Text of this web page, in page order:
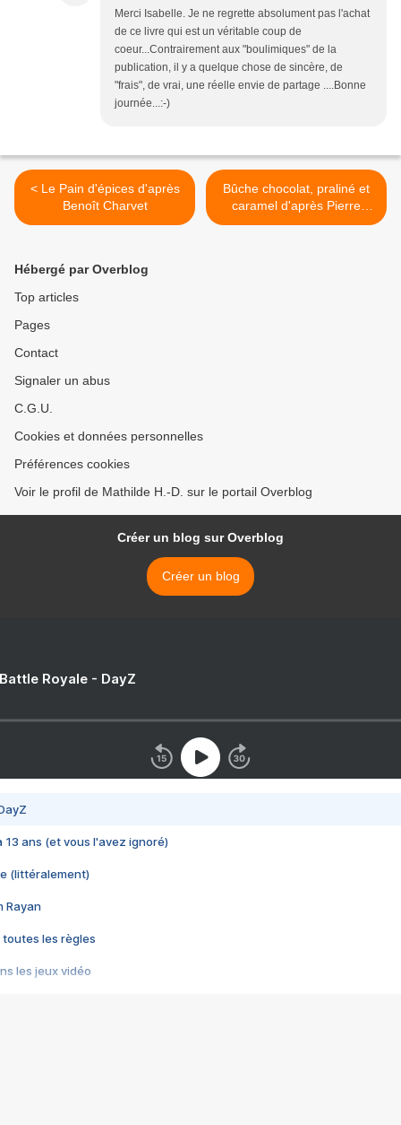
Merci Isabelle. Je ne regrette absolument pas l'achat
de ce livre qui est un véritable coup de
coeur...Contrairement aux "boulimiques" de la
publication, il y a quelque chose de sincère, de
"frais", de vrai, une réelle envie de partage ....Bonne
journée...:-)
< Le Pain d'épices d'après
Benoît Charvet
Bûche chocolat, praliné et
caramel d'après Pierre
Marcolini >
Hébergé par Overblog
Top articles
Pages
Contact
Signaler un abus
C.G.U.
Cookies et données personnelles
Préférences cookies
Voir le profil de Mathilde H.-D. sur le portail Overblog
Créer un blog sur Overblog
Créer un blog
Royale - DayZ
13 ans (et vous l'avez ignoré)
(littéralement)
Rayan
toutes les règles
les jeux vidéo